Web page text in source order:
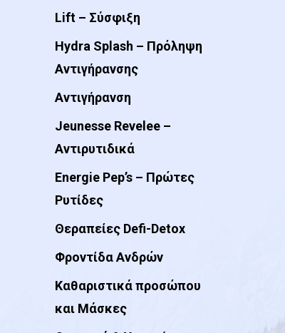
Lift – Σύσφιξη
Hydra Splash – Πρόληψη
Αντιγήρανσης
Αντιγήρανση
Jeunesse Revelee –
Αντιρυτιδικά
Energie Pep’s – Πρώτες
Ρυτίδες
Θεραπείες Defi-Detox
Φροντίδα Ανδρών
Καθαριστικά προσώπου
και Μάσκες